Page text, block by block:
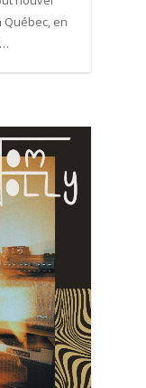
Québec, en